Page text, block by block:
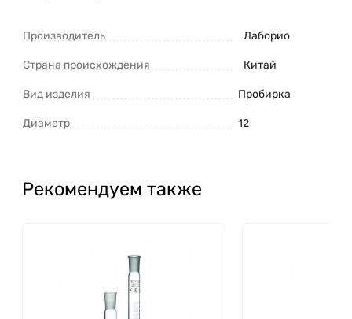
Производитель Лаборио
Страна происхождения Китай
Вид изделия Пробирка
Диаметр 12
Рекомендуем также